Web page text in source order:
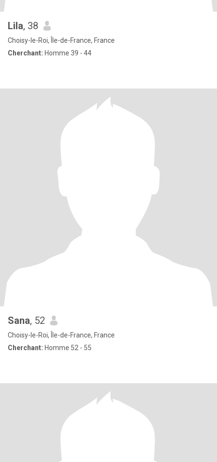
Lila, 38
Choisy-le-Roi, Île-de-France, France
Cherchant: Homme 39 - 44
Sana, 52
Choisy-le-Roi, Île-de-France, France
Cherchant: Homme 52 - 55